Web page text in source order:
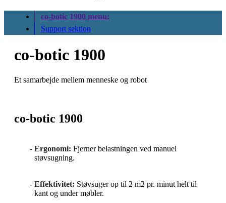
co-botic 1900 menu:
Support sektion
co-botic 1900
Et samarbejde mellem menneske og robot
co-botic 1900
Ergonomi: Fjerner belastningen ved manuel
støvsugning.
Effektivitet: Støvsuger op til 2 m2 pr. minut helt til
kant og under møbler.